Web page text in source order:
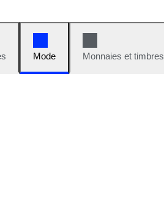
Mode Monnaies et timbres